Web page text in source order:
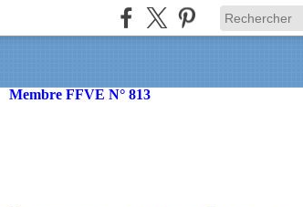
Membre FFVE N° 813